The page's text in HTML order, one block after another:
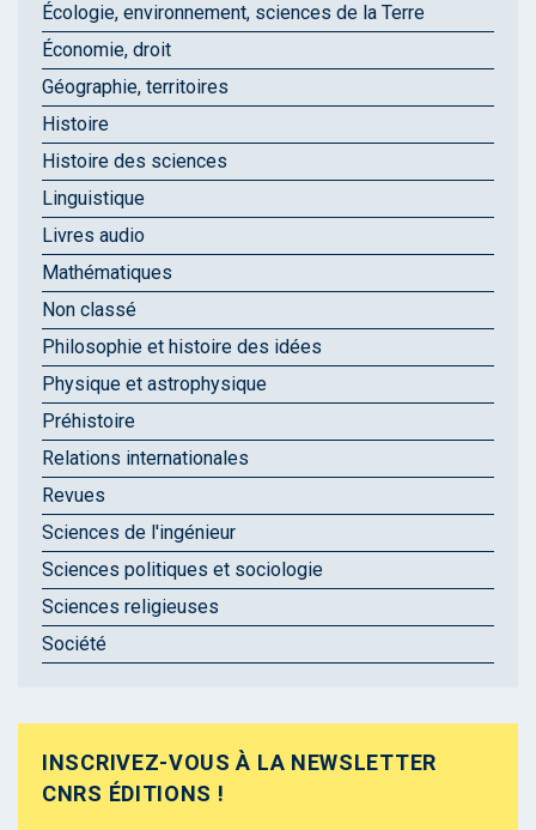
Écologie, environnement, sciences de la Terre
Économie, droit
Géographie, territoires
Histoire
Histoire des sciences
Linguistique
Livres audio
Mathématiques
Non classé
Philosophie et histoire des idées
Physique et astrophysique
Préhistoire
Relations internationales
Revues
Sciences de l'ingénieur
Sciences politiques et sociologie
Sciences religieuses
Société
INSCRIVEZ-VOUS À LA NEWSLETTER
CNRS ÉDITIONS !